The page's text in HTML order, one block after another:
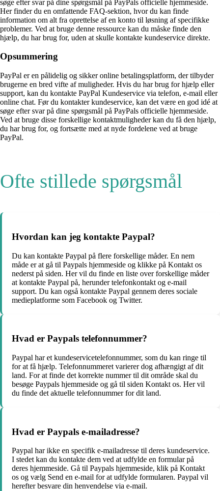
søge efter svar på dine spørgsmål på PayPals officielle hjemmeside.
Her finder du en omfattende FAQ-sektion, hvor du kan finde
information om alt fra oprettelse af en konto til løsning af specifikke
problemer. Ved at bruge denne ressource kan du måske finde den
hjælp, du har brug for, uden at skulle kontakte kundeservice direkte.
Opsummering
PayPal er en pålidelig og sikker online betalingsplatform, der tilbyder
brugerne en bred vifte af muligheder. Hvis du har brug for hjælp eller
support, kan du kontakte PayPal Kundeservice via telefon, e-mail eller
online chat. Før du kontakter kundeservice, kan det være en god idé at
søge efter svar på dine spørgsmål på PayPals officielle hjemmeside.
Ved at bruge disse forskellige kontaktmuligheder kan du få den hjælp,
du har brug for, og fortsætte med at nyde fordelene ved at bruge
PayPal.
Ofte stillede spørgsmål
Hvordan kan jeg kontakte Paypal?
Du kan kontakte Paypal på flere forskellige måder. En nem
måde er at gå til Paypals hjemmeside og klikke på Kontakt os
nederst på siden. Her vil du finde en liste over forskellige måder
at kontakte Paypal på, herunder telefonkontakt og e-mail
support. Du kan også kontakte Paypal gennem deres sociale
medieplatforme som Facebook og Twitter.
Hvad er Paypals telefonnummer?
Paypal har et kundeservicetelefonnummer, som du kan ringe til
for at få hjælp. Telefonnummeret varierer dog afhængigt af dit
land. For at finde det korrekte nummer til dit område skal du
besøge Paypals hjemmeside og gå til siden Kontakt os. Her vil
du finde det aktuelle telefonnummer for dit land.
Hvad er Paypals e-mailadresse?
Paypal har ikke en specifik e-mailadresse til deres kundeservice.
I stedet kan du kontakte dem ved at udfylde en formular på
deres hjemmeside. Gå til Paypals hjemmeside, klik på Kontakt
os og vælg Send en e-mail for at udfylde formularen. Paypal vil
herefter besvare din henvendelse via e-mail.